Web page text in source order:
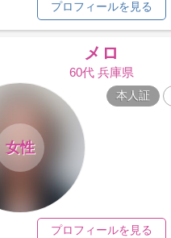
プロフィールを見る
メロ
60代 兵庫県
女性
本人証
プロフィールを見る